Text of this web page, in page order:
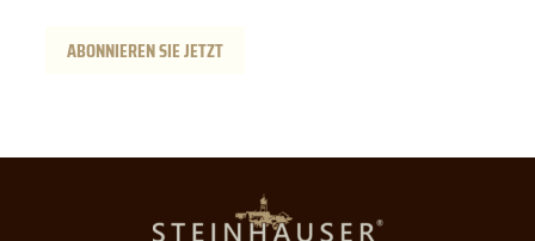
ABONNIEREN SIE JETZT